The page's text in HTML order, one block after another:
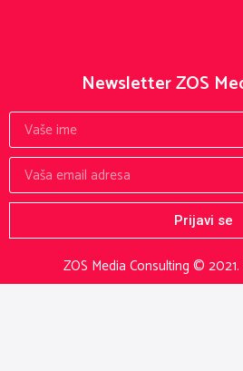
ZOS Media Consulting © 2021.
Newsletter ZOS
Prijavi se